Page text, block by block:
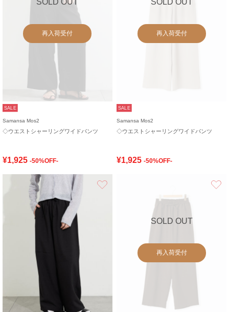
SOLD OUT
再入荷受付
SALE
Samansa Mos2
◇ウエストシャーリングワイドパンツ
¥1,925 -50%OFF-
SOLD OUT
再入荷受付
SALE
Samansa Mos2
◇ウエストシャーリングワイドパンツ
¥1,925 -50%OFF-
SOLD OUT
再入荷受付